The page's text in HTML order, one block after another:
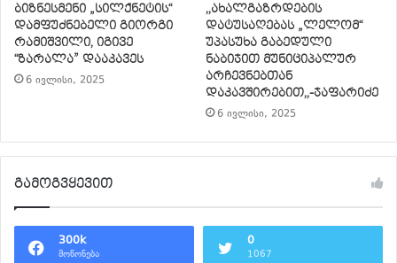
ბიზნესმენი „სილქნეტის“
დამფუძნებელი გიორგი
რამიშვილი, იგივე
“ზარალა” დააკავეს
6 ივლისი, 2025
,,ახალგაზრდების
დატუსაღებას „ლელომ“
უპასუხა გაბედული
ნაბიჯით მუნიციპალურ
არჩევნებთან
დაკავშირებით,,-ჯაფარიძე
6 ივლისი, 2025
გამოგვყევით
300k
მოწონება
0
1067